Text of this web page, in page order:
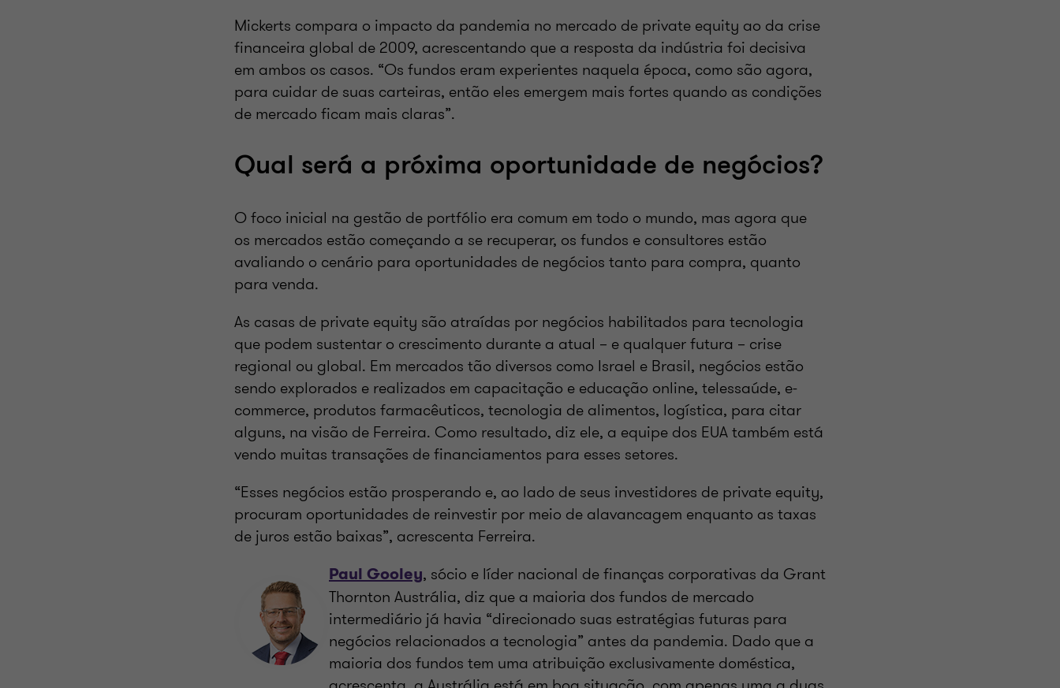
Mickerts compara o impacto da pandemia no mercado de private equity ao da crise
financeira global de 2009, acrescentando que a resposta da indústria foi decisiva
em ambos os casos. “Os fundos eram experientes naquela época, como são agora,
para cuidar de suas carteiras, então eles emergem mais fortes quando as condições
de mercado ficam mais claras”.
Qual será a próxima oportunidade de negócios?
O foco inicial na gestão de portfólio era comum em todo o mundo, mas agora que
os mercados estão começando a se recuperar, os fundos e consultores estão
avaliando o cenário para oportunidades de negócios tanto para compra, quanto
para venda.
As casas de private equity são atraídas por negócios habilitados para tecnologia
que podem sustentar o crescimento durante a atual – e qualquer futura – crise
regional ou global. Em mercados tão diversos como Israel e Brasil, negócios estão
sendo explorados e realizados em capacitação e educação online, telessaúde, e-
commerce, produtos farmacêuticos, tecnologia de alimentos, logística, para citar
alguns, na visão de Ferreira. Como resultado, diz ele, a equipe dos EUA também está
vendo muitas transações de financiamentos para esses setores.
“Esses negócios estão prosperando e, ao lado de seus investidores de private equity,
procuram oportunidades de reinvestir por meio de alavancagem enquanto as taxas
de juros estão baixas”, acrescenta Ferreira.
Paul Gooley, sócio e líder nacional de finanças corporativas da Grant
Thornton Austrália, diz que a maioria dos fundos de mercado
intermediário já havia “direcionado suas estratégias futuras para
negócios relacionados a tecnologia” antes da pandemia. Dado que a
maioria dos fundos tem uma atribuição exclusivamente doméstica,